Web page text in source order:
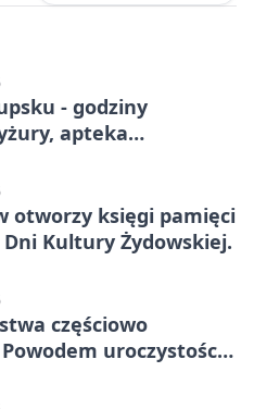
- godziny
apteka
otworzy księgi pamięci
Dni Kultury Żydowskiej.
częściowo
uroczystości